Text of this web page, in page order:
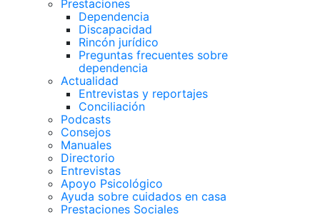
Prestaciones
Dependencia
Discapacidad
Rincón jurídico
Preguntas frecuentes sobre
dependencia
Actualidad
Entrevistas y reportajes
Conciliación
Podcasts
Consejos
Manuales
Directorio
Entrevistas
Apoyo Psicológico
Ayuda sobre cuidados en casa
Prestaciones Sociales